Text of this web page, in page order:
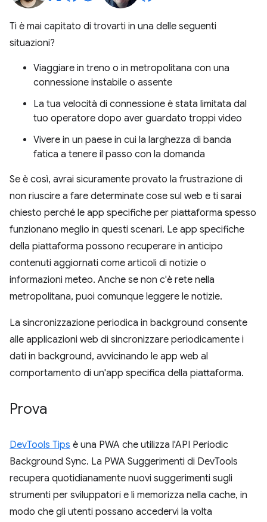
Ti è mai capitato di trovarti in una delle seguenti
situazioni?
Viaggiare in treno o in metropolitana con una
connessione instabile o assente
La tua velocità di connessione è stata limitata dal
tuo operatore dopo aver guardato troppi video
Vivere in un paese in cui la larghezza di banda
fatica a tenere il passo con la domanda
Se è così, avrai sicuramente provato la frustrazione di
non riuscire a fare determinate cose sul web e ti sarai
chiesto perché le app specifiche per piattaforma spesso
funzionano meglio in questi scenari. Le app specifiche
della piattaforma possono recuperare in anticipo
contenuti aggiornati come articoli di notizie o
informazioni meteo. Anche se non c'è rete nella
metropolitana, puoi comunque leggere le notizie.
La sincronizzazione periodica in background consente
alle applicazioni web di sincronizzare periodicamente i
dati in background, avvicinando le app web al
comportamento di un'app specifica della piattaforma.
Prova
DevTools Tips è una PWA che utilizza l'API Periodic
Background Sync. La PWA Suggerimenti di DevTools
recupera quotidianamente nuovi suggerimenti sugli
strumenti per sviluppatori e li memorizza nella cache, in
modo che gli utenti possano accedervi la volta